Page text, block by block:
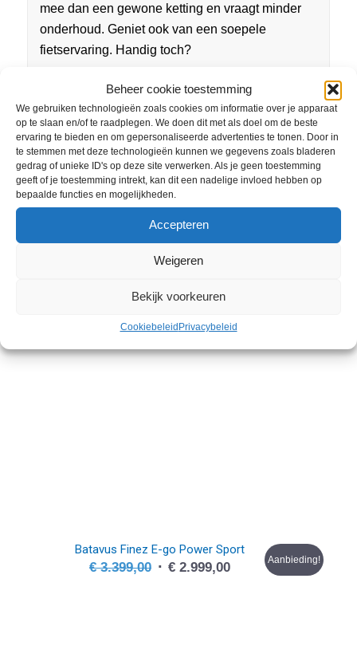
Beheer cookie toestemming
We gebruiken technologieën zoals cookies om informatie over je apparaat
op te slaan en/of te raadplegen. We doen dit met als doel om de beste
ervaring te bieden en om gepersonaliseerde advertenties te tonen. Door in
te stemmen met deze technologieën kunnen we gegevens zoals bladeren
gedrag of unieke ID's op deze site verwerken. Als je geen toestemming
geeft of je toestemming intrekt, kan dit een nadelige invloed hebben op
bepaalde functies en mogelijkheden.
Accepteren
Weigeren
Bekijk voorkeuren
CookiebeleidPrivacybeleid
mee dan een gewone ketting en vraagt minder
onderhoud. Geniet ook van een soepele
fietservaring. Handig toch?
Bij Batavus gaan we verder dan ‘gewoon goede
verlichting’. De ViZi verlichting op de Dinsdag
Exclusive is voorzien van een sensor waardoor
je fiets automatisch ‘groot licht’ geeft bij donker
weer of in de avond. Zo zie je zelf meer en ben je
beter zichtbaar voor anderen.
Batavus Finez E-go Power Sport
€3.399,00 Oorspronkelijke
€2.999,00HuidigeAanbieding!